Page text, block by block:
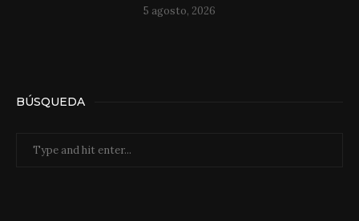
5 agosto, 2026
BÚSQUEDA